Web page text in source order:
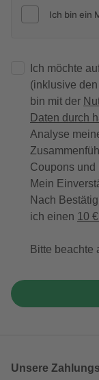
Ich möchte
(inklusive
bin mit der
Daten durch
Analyse
Coupons und
Mein
Nach
ich einen 10
Bitte beachte
Unsere